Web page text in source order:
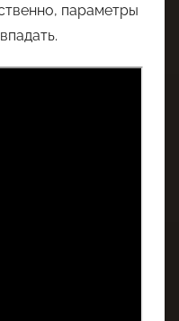
параметры